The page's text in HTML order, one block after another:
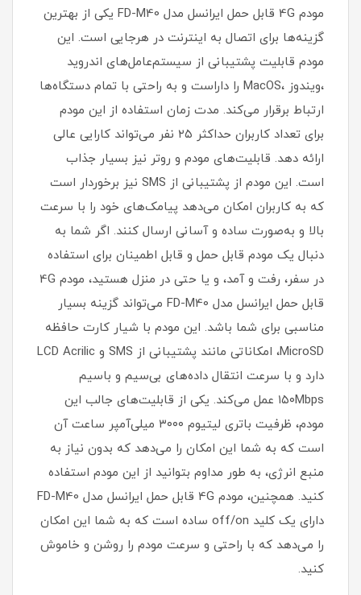
مودم 4G قابل حمل ایرانسل مدل FD-M40 یکی از بهترین
گزینه‌ها برای اتصال به اینترنت در هرجایی است. این
مودم قابلیت پشتیبانی از سیستم‌عامل‌های اندروید
،ویندوز ،MacOS را داراست و به راحتی با تمام دستگاه‌ها
ارتباط برقرار می‌کند. مدت زمان استفاده از این مودم
برای تعداد کاربران حداکثر ۲۵ نفر می‌تواند کارایی عالی
ارائه دهد. قابلیت‌های مودم و روتر نیز بسیار جذاب
است. این مودم از پشتیبانی از SMS نیز برخوردار است
که به کاربران امکان می‌دهد پیامک‌های خود را با سرعت
بالا و به‌صورت ساده و آسانی ارسال کنند. اگر شما به
دنبال یک مودم قابل حمل و قابل اطمینان برای استفاده
در سفر، رفت و آمد، و یا حتی در منزل هستید، مودم 4G
قابل حمل ایرانسل مدل FD-M40 می‌تواند گزینه بسیار
مناسبی برای شما باشد. این مودم با شیار کارت حافظه
MicroSD، امکاناتی مانند پشتیبانی از SMS و LCD Acrilic
دارد و با سرعت انتقال داده‌های بی‌سیم و باسیم
۱۵۰Mbps عمل می‌کند. یکی از قابلیت‌های جالب این
مودم، ظرفیت باتری لیتیوم ۳۰۰۰ میلی‌آمپر ساعت آن
است که به شما این امکان را می‌دهد که بدون نیاز به
منبع انرژی، به طور مداوم بتوانید از این مودم استفاده
کنید. همچنین، مودم 4G قابل حمل ایرانسل مدل FD-M40
دارای یک کلید off/on ساده است که به شما این امکان
را می‌دهد که با راحتی و سرعت مودم را روشن و خاموش
کنید.